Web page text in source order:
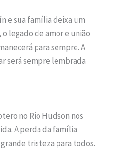
e sua família deixa um
legado de amor e união
para sempre. A
será sempre lembrada
no Rio Hudson nos
A perda da família
tristeza para todos.